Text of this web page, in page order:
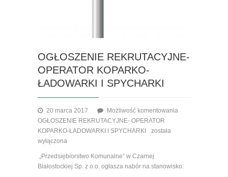
OGŁOSZENIE REKRUTACYJNE-
OPERATOR KOPARKO-
ŁADOWARKI I SPYCHARKI
20 marca 2017
Możliwość komentowania
OGŁOSZENIE REKRUTACYJNE- OPERATOR
KOPARKO-ŁADOWARKI I SPYCHARKI
została
wyłączona
„Przedsiębiorstwo Komunalne” w Czarnej
Białostockiej Sp. z o.o. ogłasza nabór na stanowisko: